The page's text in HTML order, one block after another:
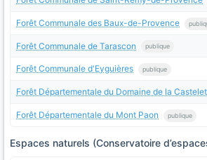
Forêt Communale des Baux-de-Provence
Forêt Communale de Tarascon publique
Forêt Communale d'Eyguières publique
Forêt Départementale du Domaine de la
Forêt Départementale du Mont Paon publique
Espaces naturels (Conservatoire